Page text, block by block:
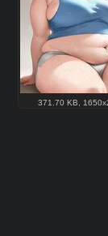
371.70 KB